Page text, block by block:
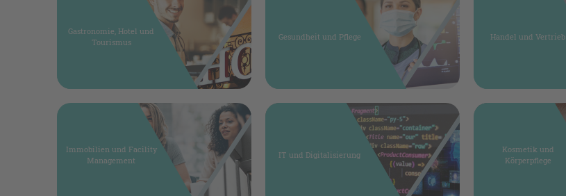
Gastronomie, Hotel und
Tourismus
Gesundheit und Pflege Handel und Vertrieb
Immobilien und Facility
Management
IT und Digitalisierung
Kosmetik und
Körperpflege